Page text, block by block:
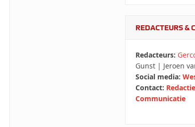
REDACTEURS &
Redacteurs:
Gunst | Jeroen
Social media:
Contact: Redactie
Communicatie